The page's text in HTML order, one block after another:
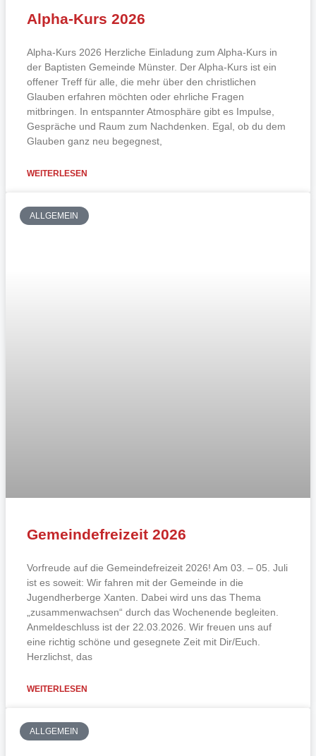
Alpha-Kurs 2026
Alpha-Kurs 2026 Herzliche Einladung zum Alpha-Kurs in
der Baptisten Gemeinde Münster. Der Alpha-Kurs ist ein
offener Treff für alle, die mehr über den christlichen
Glauben erfahren möchten oder ehrliche Fragen
mitbringen. In entspannter Atmosphäre gibt es Impulse,
Gespräche und Raum zum Nachdenken. Egal, ob du dem
Glauben ganz neu begegnest,
WEITERLESEN
ALLGEMEIN
Gemeindefreizeit 2026
Vorfreude auf die Gemeindefreizeit 2026! Am 03. – 05. Juli
ist es soweit: Wir fahren mit der Gemeinde in die
Jugendherberge Xanten. Dabei wird uns das Thema
„zusammenwachsen“ durch das Wochenende begleiten.
Anmeldeschluss ist der 22.03.2026. Wir freuen uns auf
eine richtig schöne und gesegnete Zeit mit Dir/Euch.
Herzlichst, das
WEITERLESEN
ALLGEMEIN